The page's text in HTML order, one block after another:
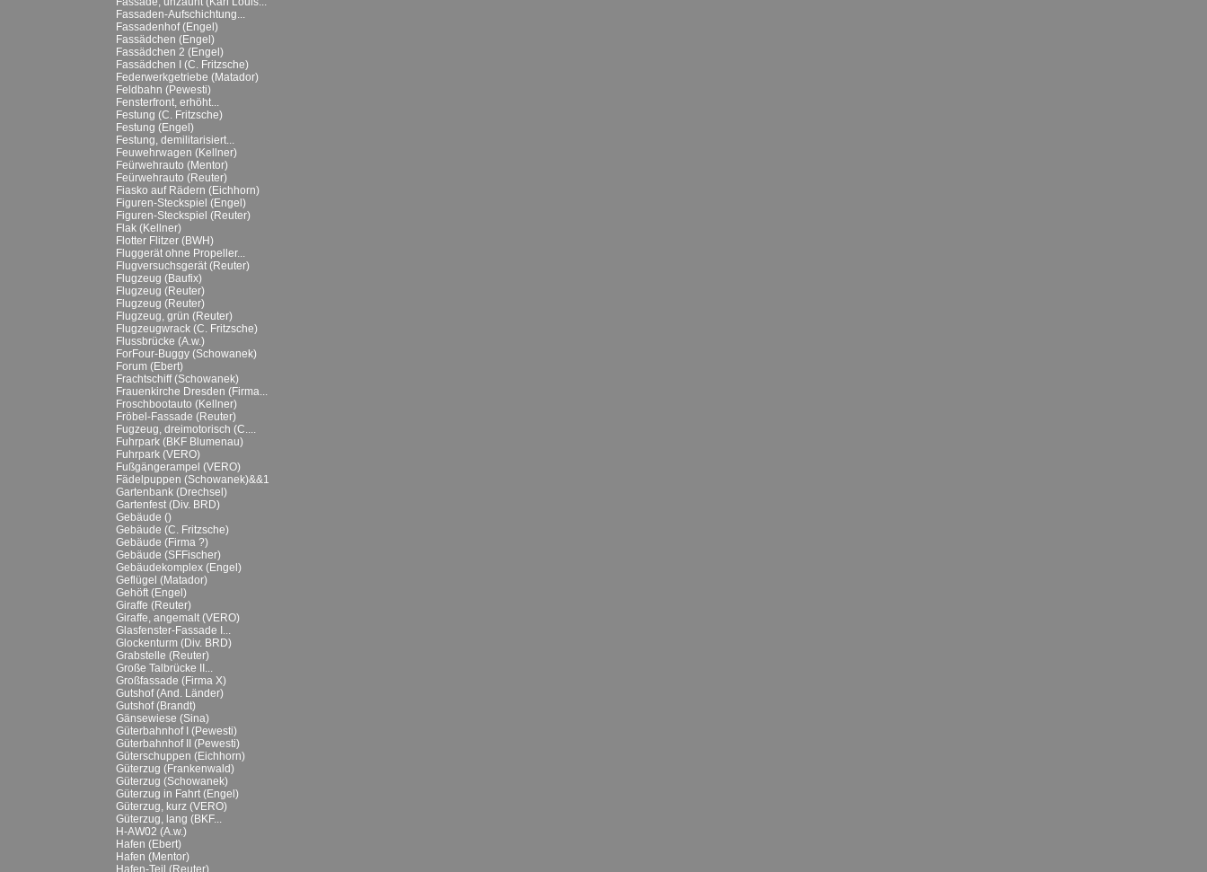
Fassaden-Aufschichtung...
Fassadenhof (Engel)
Fassädchen (Engel)
Fassädchen 2 (Engel)
Fassädchen I (C. Fritzsche)
Federwerkgetriebe (Matador)
Feldbahn (Pewesti)
Fensterfront, erhöht...
Festung (C. Fritzsche)
Festung (Engel)
Festung, demilitarisiert...
Feuwehrwagen (Kellner)
Feürwehrauto (Mentor)
Feürwehrauto (Reuter)
Fiasko auf Rädern (Eichhorn)
Figuren-Steckspiel (Engel)
Figuren-Steckspiel (Reuter)
Flak (Kellner)
Flotter Flitzer (BWH)
Fluggerät ohne Propeller...
Flugversuchsgerät (Reuter)
Flugzeug (Baufix)
Flugzeug (Reuter)
Flugzeug (Reuter)
Flugzeug, grün (Reuter)
Flugzeugwrack (C. Fritzsche)
Flussbrücke (A.w.)
ForFour-Buggy (Schowanek)
Forum (Ebert)
Frachtschiff (Schowanek)
Frauenkirche Dresden (Firma...
Froschbootauto (Kellner)
Fröbel-Fassade (Reuter)
Fugzeug, dreimotorisch (C....
Fuhrpark (BKF Blumenau)
Fuhrpark (VERO)
Fußgängerampel (VERO)
Fädelpuppen (Schowanek)&&1
Gartenbank (Drechsel)
Gartenfest (Div. BRD)
Gebäude ()
Gebäude (C. Fritzsche)
Gebäude (Firma ?)
Gebäude (SFFischer)
Gebäudekomplex (Engel)
Geflügel (Matador)
Gehöft (Engel)
Giraffe (Reuter)
Giraffe, angemalt (VERO)
Glasfenster-Fassade I...
Glockenturm (Div. BRD)
Grabstelle (Reuter)
Große Talbrücke II...
Großfassade (Firma X)
Gutshof (And. Länder)
Gutshof (Brandt)
Gänsewiese (Sina)
Güterbahnhof I (Pewesti)
Güterbahnhof II (Pewesti)
Güterschuppen (Eichhorn)
Güterzug (Frankenwald)
Güterzug (Schowanek)
Güterzug in Fahrt (Engel)
Güterzug, kurz (VERO)
Güterzug, lang (BKF...
H-AW02 (A.w.)
Hafen (Ebert)
Hafen (Mentor)
Hafen-Teil (Reuter)